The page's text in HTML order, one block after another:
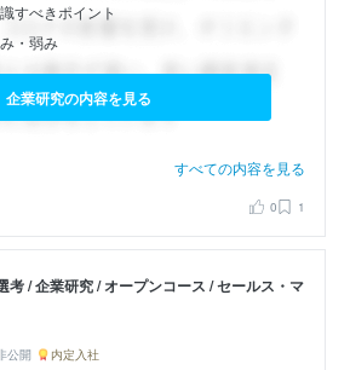
すべきポイント
・弱み
企業研究の内容を見る
すべての内容を見る
0 1
考 / 企業研究 / オープンコース / セールス・マ
公開 内定入社